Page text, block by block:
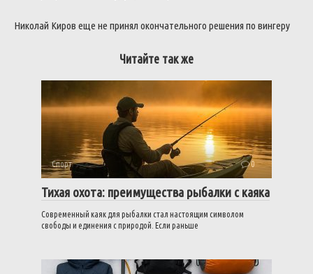
Николай Киров еще не принял окончательного решения по вингеру
Читайте так же
Спорт 0
Тихая охота: преимущества рыбалки с каяка
Современный каяк для рыбалки стал настоящим символом
свободы и единения с природой. Если раньше